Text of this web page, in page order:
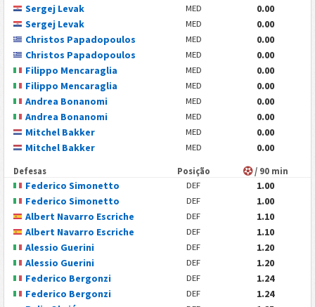
Sergej Levak MED
0.00
Sergej Levak
MED
0.00
Christos Papadopoulos
MED
0.00
Christos Papadopoulos
MED
0.00
Filippo Mencaraglia
MED
0.00
Filippo Mencaraglia
MED
0.00
Andrea Bonanomi
MED
0.00
Andrea Bonanomi
MED
0.00
Mitchel Bakker
MED
0.00
Mitchel Bakker
MED 0.00
Defesas Posição / 90 min
Federico Simonetto DEF
1.00
Federico Simonetto
DEF
1.00
Albert Navarro Escriche
DEF
1.10
Albert Navarro Escriche
DEF
1.10
Alessio Guerini
DEF
1.20
Alessio Guerini
DEF
1.20
Federico Bergonzi
DEF
1.24
Federico Bergonzi
DEF
1.24